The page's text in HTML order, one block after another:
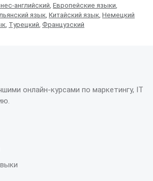
английский Европейские языки
язык Китайский язык Немецкий
Турецкий Французский
онлайн-курсами по маркетингу, IT